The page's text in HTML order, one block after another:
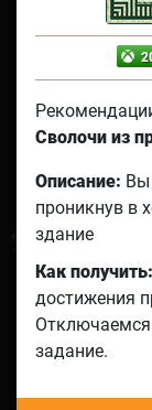
Сволочи из
Описание: Вы
проникнув в
здание
Как получить:
достижения
Отключаемся
задание.